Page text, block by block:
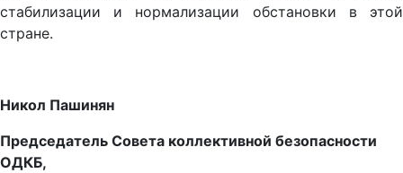
стабилизации и нормализации обстановки в этой
стране.
Никол Пашинян
Председатель Совета коллективной безопасности
ОДКБ,